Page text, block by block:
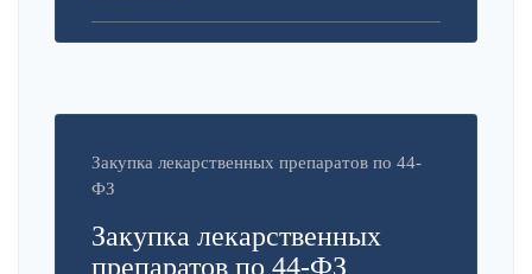
Закупка лекарственных препаратов по 44-
ФЗ
Закупка лекарственных
препаратов по 44-ФЗ